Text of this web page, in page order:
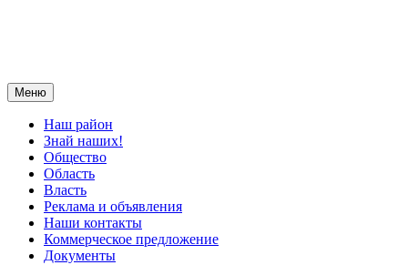
Меню
Наш район
Знай наших!
Общество
Область
Власть
Реклама и объявления
Наши контакты
Коммерческое предложение
Документы